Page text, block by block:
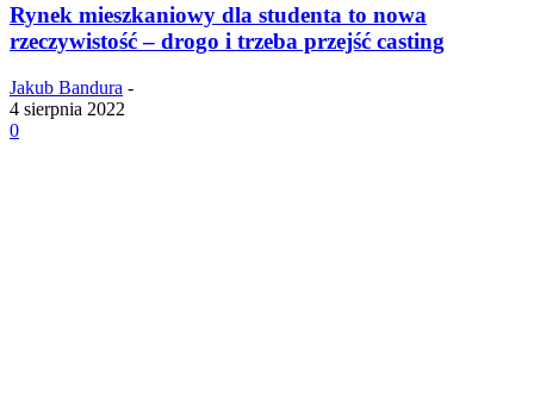
Rynek mieszkaniowy dla studenta to nowa
rzeczywistość – drogo i trzeba przejść casting
Jakub Bandura -
4 sierpnia 2022
0